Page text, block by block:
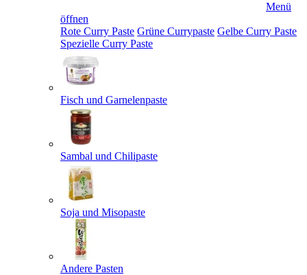
Menü
öffnen
Rote Curry Paste Grüne Currypaste Gelbe Curry Paste
Spezielle Curry Paste
Fisch und Garnelenpaste
Sambal und Chilipaste
Soja und Misopaste
Andere Pasten